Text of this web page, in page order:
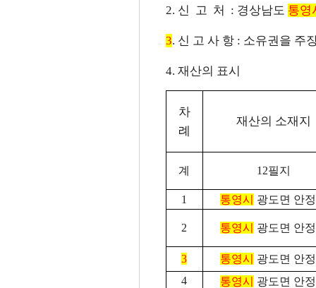
2. 신 고 처 : 경상남도 통영
3. 신 고 사 항 : 소유권을 주
4. 재산의 표시
차
례
재산의 소재지
계 12필지
1 통영시 광도면 안
2 통영시 광도면 안
3 통영시
광도면 안
4
통영시
광도면 안